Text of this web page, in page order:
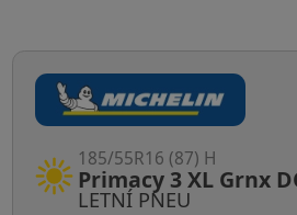
LETNÍ PNEU
Primacy 3 XL Grnx
185/55R16 (87) H